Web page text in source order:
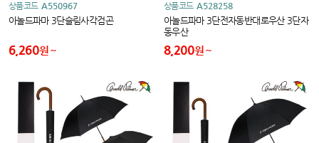
상품코드 A550967
아놀드파마 3단슬림사각검곤
6,260원
상품코드 A528258
아놀드파마 3단전자동반대로우산 3단자
동우산
8,200원